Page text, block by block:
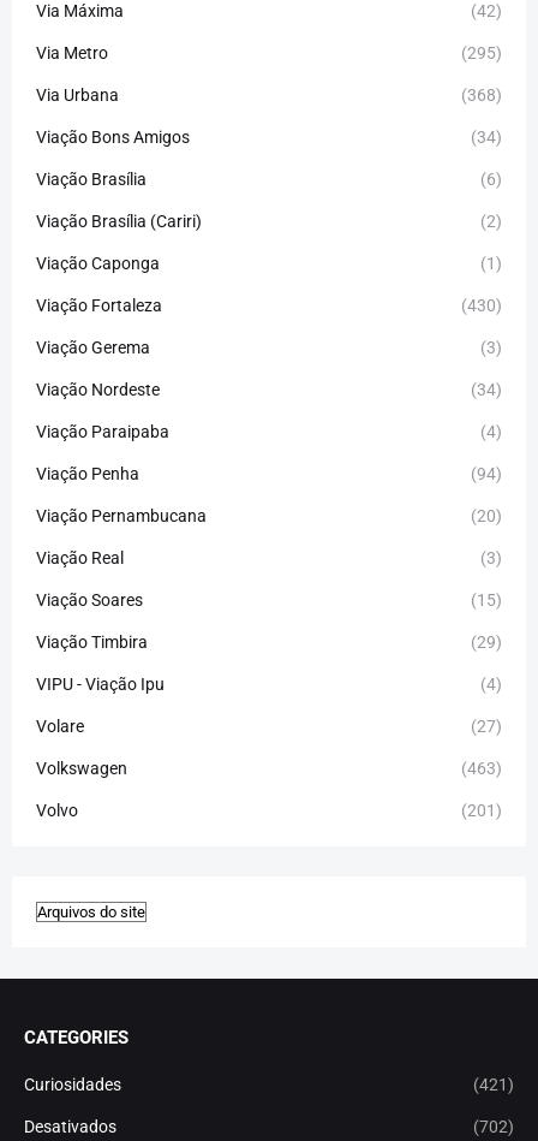
Via Máxima (42)
Via Metro (295)
Via Urbana (368)
Viação Bons Amigos (34)
Viação Brasília (6)
Viação Brasília (Cariri) (2)
Viação Caponga (1)
Viação Fortaleza (430)
Viação Gerema (3)
Viação Nordeste (34)
Viação Paraipaba (4)
Viação Penha (94)
Viação Pernambucana (20)
Viação Real (3)
Viação Soares (15)
Viação Timbira (29)
VIPU - Viação Ipu (4)
Volare (27)
Volkswagen (463)
Volvo (201)
CATEGORIES
Curiosidades (421)
Desativados (702)